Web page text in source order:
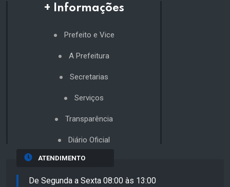
+ Informações
Prefeito e Vice
A Prefeitura
Secretarias
Serviços
Transparência
Diário Oficial
ATENDIMENTO
De Segunda a Sexta 08:00 às 13:00